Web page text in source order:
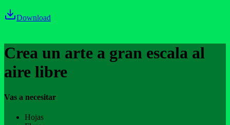
Download
Crea un arte a gran escala al
aire libre
Vas a necesitar
Hojas